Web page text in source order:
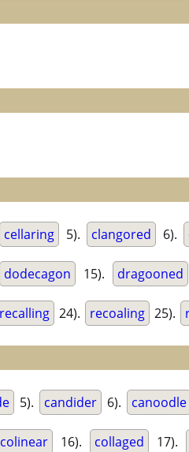
cellaring 5). clangored 6).
dodecagon 15). dragooned
recalling 24). recoaling 25).
5). candider 6). canoodle
colinear 16). collaged 17).